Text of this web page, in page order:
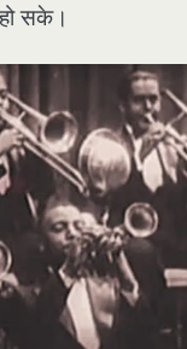
हो सके।